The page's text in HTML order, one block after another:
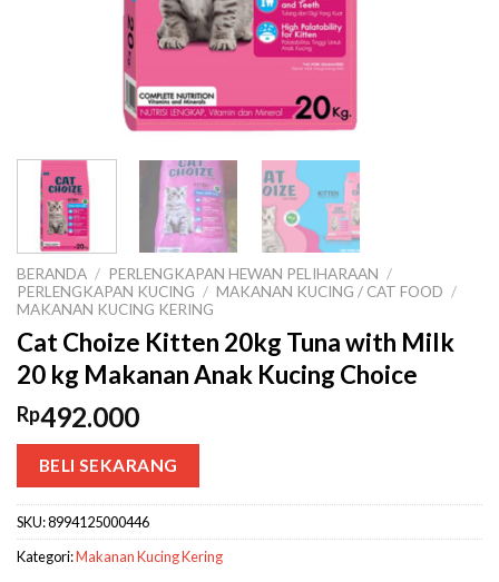
BERANDA / PERLENGKAPAN HEWAN PELIHARAAN /
PERLENGKAPAN KUCING / MAKANAN KUCING / CAT FOOD /
MAKANAN KUCING KERING
Cat Choize Kitten 20kg Tuna with Milk
20 kg Makanan Anak Kucing Choice
Rp492.000
BELI SEKARANG
SKU:8994125000446
Kategori:Makanan Kucing Kering